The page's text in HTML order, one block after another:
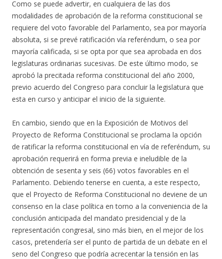
Como se puede advertir, en cualquiera de las dos
modalidades de aprobación de la reforma constitucional se
requiere del voto favorable del Parlamento, sea por mayoría
absoluta, si se prevé ratificación vía referéndum, o sea por
mayoría calificada, si se opta por que sea aprobada en dos
legislaturas ordinarias sucesivas. De este último modo, se
aprobó la precitada reforma constitucional del año 2000,
previo acuerdo del Congreso para concluir la legislatura que
esta en curso y anticipar el inicio de la siguiente.
En cambio, siendo que en la Exposición de Motivos del
Proyecto de Reforma Constitucional se proclama la opción
de ratificar la reforma constitucional en vía de referéndum, su
aprobación requerirá en forma previa e ineludible de la
obtención de sesenta y seis (66) votos favorables en el
Parlamento. Debiendo tenerse en cuenta, a este respecto,
que el Proyecto de Reforma Constitucional no deviene de un
consenso en la clase política en torno a la conveniencia de la
conclusión anticipada del mandato presidencial y de la
representación congresal, sino más bien, en el mejor de los
casos, pretendería ser el punto de partida de un debate en el
seno del Congreso que podría acrecentar la tensión en las